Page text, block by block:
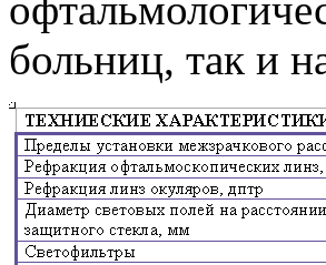
больниц, так и